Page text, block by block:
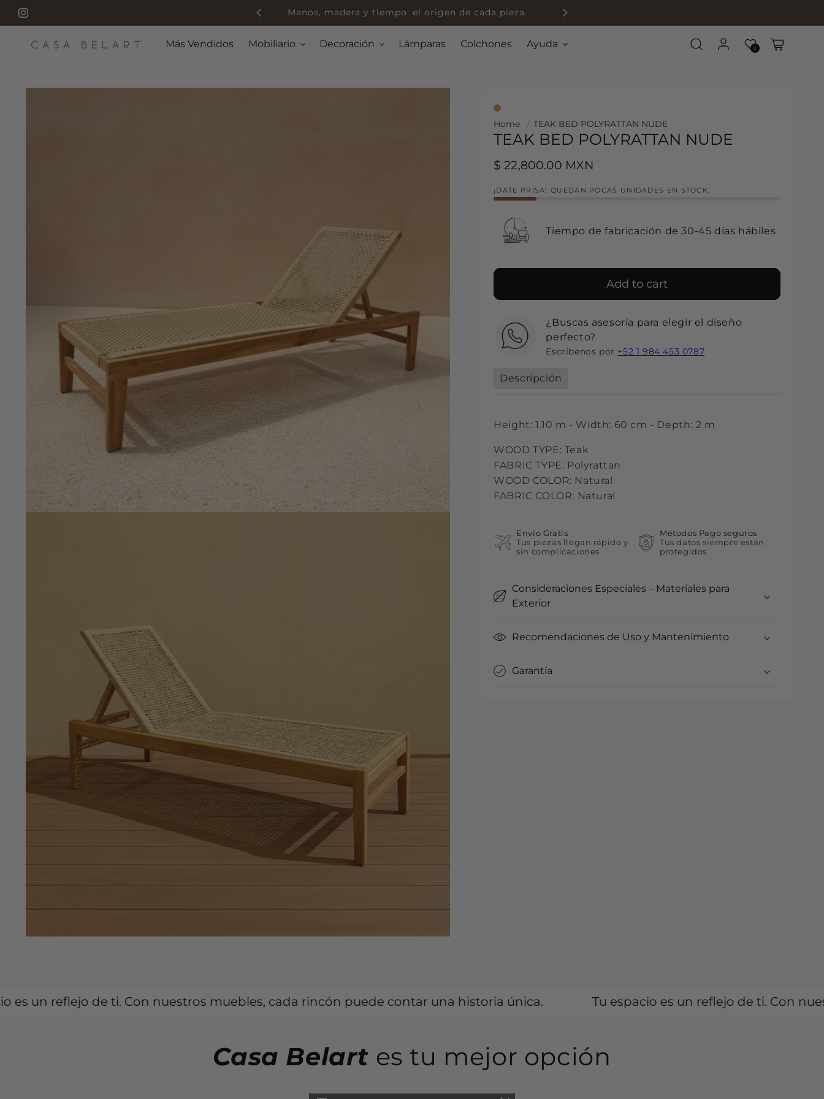
Instagram
Manos, madera y tiempo: el origen de cada pieza.
Más Vendidos Mobiliario Decoración Lámparas Colchones Ayuda Log in Wishlist
0 Cart
Home TEAK BED POLYRATTAN NUDE
TEAK BED POLYRATTAN NUDE
Regular price
$ 22,800.00 MXN
¡DATE PRISA! QUEDAN POCAS UNIDADES EN STOCK.
Tiempo de fabricación de 30-45 días hábiles
Add to cart
¿Buscas asesoría para elegir el diseño
perfecto?
Escríbenos por +52 1 984 453 0787
Descripción
Height: 1.10 m - Width: 60 cm - Depth: 2 m
WOOD TYPE: Teak
FABRIC TYPE: Polyrattan
WOOD COLOR: Natural
FABRIC COLOR: Natural
Envío Gratis
Tus piezas llegan rápido y
sin complicaciones
Métodos Pago seguros
Tus datos siempre están
protegidos
Consideraciones Especiales – Materiales para
Exterior
Recomendaciones de Uso y Mantenimiento
Garantía
de ti. Con nuestros muebles, cada rincón puede contar una historia única. Tu espacio es un reflejo de ti. Con nuestros
Casa Belart es tu mejor opción